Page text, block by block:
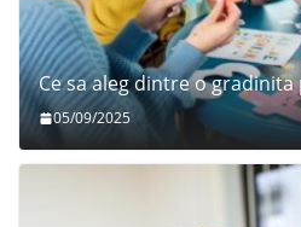
Ce sa aleg dintre o
05/09/2025